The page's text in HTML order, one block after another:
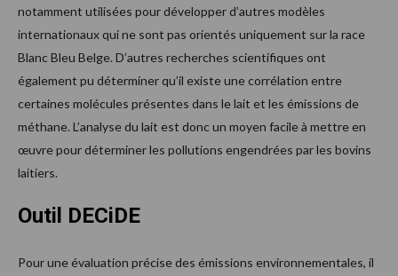
notamment utilisées pour développer d’autres modèles
internationaux qui ne sont pas orientés uniquement sur la race
Blanc Bleu Belge. D’autres recherches scientifiques ont
également pu déterminer qu’il existe une corrélation entre
certaines molécules présentes dans le lait et les émissions de
méthane. L’analyse du lait est donc un moyen facile à mettre en
œuvre pour déterminer les pollutions engendrées par les bovins
laitiers.
Outil DECiDE
Pour une évaluation précise des émissions environnementales, il